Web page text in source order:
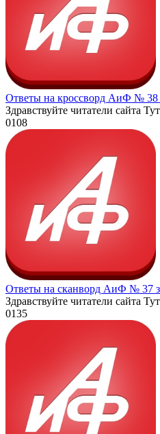
Ответы на кроссворд АиФ № 38
Здравствуйте читатели сайта
0108
Ответы на сканворд АиФ № 37
Здравствуйте читатели сайта
0135